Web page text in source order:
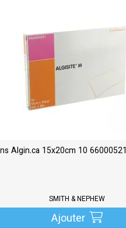
Algin.ca 15x20cm 10 66000521
SMITH & NEPHEW
Ajouter